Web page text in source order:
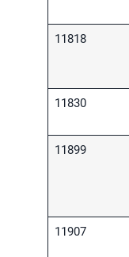
11818
11830
11899
11907